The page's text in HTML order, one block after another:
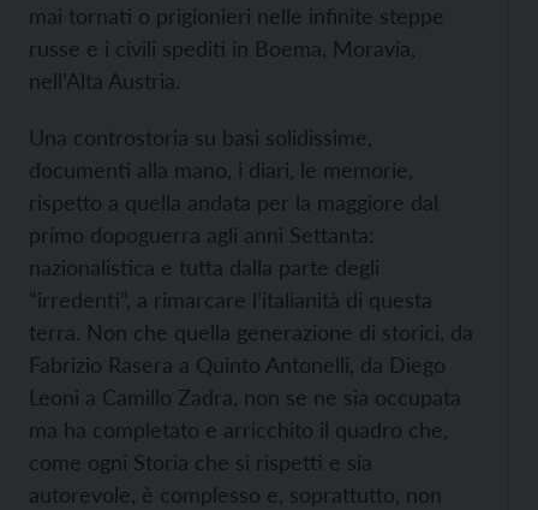
mai tornati o prigionieri nelle infinite steppe
russe e i civili spediti in Boema, Moravia,
nell’Alta Austria.
Una controstoria su basi solidissime,
documenti alla mano, i diari, le memorie,
rispetto a quella andata per la maggiore dal
primo dopoguerra agli anni Settanta:
nazionalistica e tutta dalla parte degli
“irredenti”, a rimarcare l’italianità di questa
terra. Non che quella generazione di storici, da
Fabrizio Rasera a Quinto Antonelli, da Diego
Leoni a Camillo Zadra, non se ne sia occupata
ma ha completato e arricchito il quadro che,
come ogni Storia che si rispetti e sia
autorevole, è complesso e, soprattutto, non